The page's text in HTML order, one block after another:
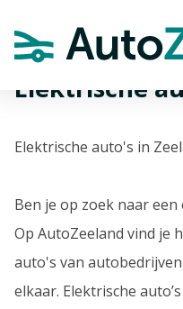
Elektrische
Elektrische auto's in
Ben je op zoek naar
Op AutoZeeland vind je
auto's van
elkaar. Elektrische